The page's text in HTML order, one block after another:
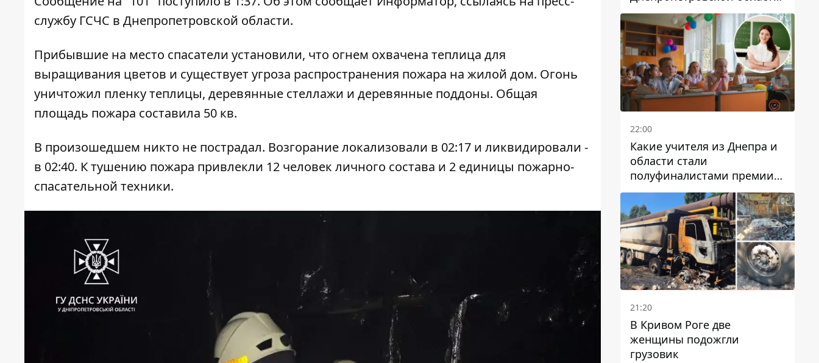
службу ГСЧС в Днепропетровской области.
Прибывшие на место спасатели установили, что огнем охвачена теплица для
выращивания цветов и существует угроза распространения пожара на жилой дом. Огонь
уничтожил пленку теплицы, деревянные стеллажи и деревянные поддоны. Общая
площадь пожара составила 50 кв.
В произошедшем никто не пострадал. Возгорание локализовали в 02:17 и ликвидировали -
в 02:40. К тушению пожара привлекли 12 человек личного состава и 2 единицы пожарно-
спасательной техники.
Евгения Зинченко
22:00
Какие учителя из Днепра и
области стали
полуфиналистами премии
Global Teacher Prize Ukraine
2026
21:20
В Кривом Роге две
женщины подожгли
грузовик